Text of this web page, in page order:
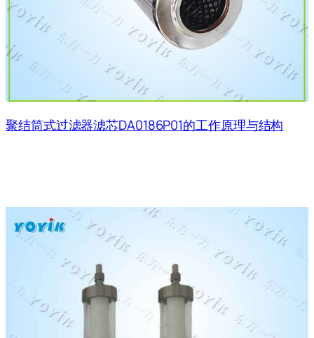
聚结筒式过滤器滤芯DA0186P01的工作原理与结构